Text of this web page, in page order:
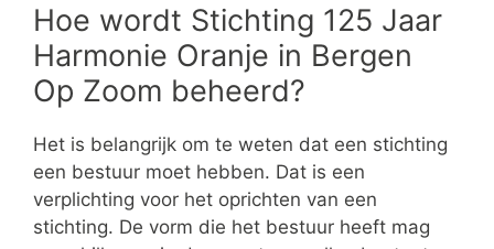
Hoe wordt Stichting 125 Jaar
Harmonie Oranje in Bergen
Op Zoom beheerd?
Het is belangrijk om te weten dat een stichting
een bestuur moet hebben. Dat is een
verplichting voor het oprichten van een
stichting. De vorm die het bestuur heeft mag